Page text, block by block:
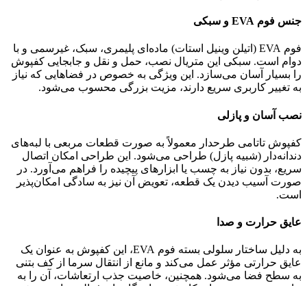
جنس فوم EVA و سبکی
فوم EVA (اتیلن وینیل استات) ماده‌ای پلیمری، سبک، غیرسمی و با
دوام است. سبکی این متریال نصب، حمل و نقل و جابجایی کفپوش
را بسیار آسان می‌سازد. این ویژگی به خصوص در فضاهایی که نیاز
به تغییر کاربری سریع دارند، مزیت بزرگی محسوب می‌شود.
نصب آسان و پازلی
کفپوش تاتامی طرحدار معمولاً به صورت قطعات مربعی با لبه‌های
دندانه‌دار (شبیه پازل) طراحی می‌شود. این طراحی امکان اتصال
سریع، بدون نیاز به چسب یا ابزارهای پیچیده را فراهم می‌آورد. در
صورت آسیب دیدن یک قطعه، تعویض آن نیز به سادگی امکان‌پذیر
است.
عایق حرارت و صدا
به دلیل ساختار سلولی بسته فوم EVA، این کفپوش به عنوان یک
عایق حرارتی مؤثر عمل می‌کند و مانع از انتقال سرما از کف بتنی
به سطح فضا می‌شود. همچنین، خاصیت جذب ارتعاشات، آن را به